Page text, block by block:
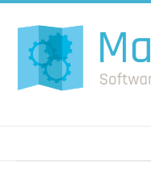
naar
inhoud